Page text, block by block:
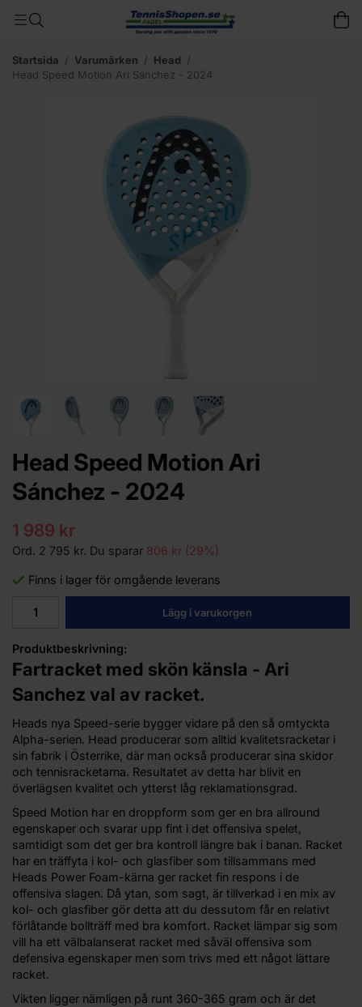
Startsida / Varumärken / Head /
Head Speed Motion Ari Sánchez - 2024
Head Speed Motion Ari
Sánchez - 2024
1 989 kr
Ord. 2 795 kr. Du sparar 806 kr (29%)
Finns i lager för omgående leverans
Lägg i varukorgen
Produktbeskrivning:
Fartracket med skön känsla - Ari
Sanchez val av racket.
Heads nya Speed-serie bygger vidare på den så omtyckta
Alpha-serien. Head producerar som alltid kvalitetsracketar i
sin fabrik i Österrike, där man också producerar sina skidor
och tennisracketarna. Resultatet av detta har blivit en
överlägsen kvalitet och ytterst låg reklamationsgrad.
Speed Motion har en droppform som ger en bra allround
egenskaper och svarar upp fint i det offensiva spelet,
samtidigt som det ger bra kontroll längre bak i banan. Racket
har en träffyta i kol- och glasfiber som tillsammans med
Heads Power Foam-kärna ger racket fin respons i de
offensiva slagen. Då ytan, som sagt, är tillverkad i en mix av
kol- och glasfiber gör detta att du dessutom får en relativt
förlåtande bollträff med bra komfort. Racket lämpar sig som
vill ha ett välbalanserat racket med såväl offensiva som
defensiva egenskaper men som trivs med ett något lättare
racket.
Vikten ligger nämligen på runt 360-365 gram och är det